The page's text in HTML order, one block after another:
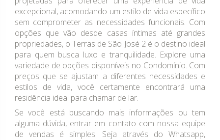
excepcional, acomodando um estilo de vida específico
sem comprometer as necessidades funcionais. Com
opções que vão desde casas íntimas até grandes
propriedades, o Terras de São José 2 é o destino ideal
para quem busca luxo e tranquilidade. Explore uma
variedade de opções disponíveis no Condomínio. Com
preços que se ajustam a diferentes necessidades e
estilos de vida, você certamente encontrará uma
residência ideal para chamar de lar.
Se você está buscando mais informações ou tem
alguma dúvida, entrar em contato com nossa equipe
de vendas é simples. Seja através do Whatsapp,